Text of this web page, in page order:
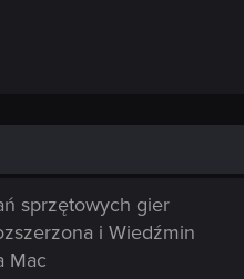
sprzętowych gier
i Wiedźmin
Mac